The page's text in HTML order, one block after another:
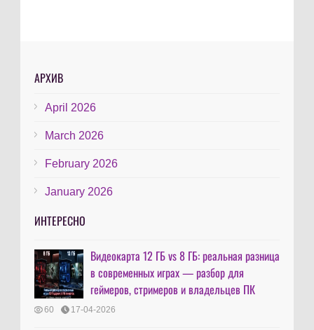
АРХИВ
April 2026
March 2026
February 2026
January 2026
ИНТЕРЕСНО
Видеокарта 12 ГБ vs 8 ГБ: реальная разница
в современных играх — разбор для
геймеров, стримеров и владельцев ПК
60 17-04-2026